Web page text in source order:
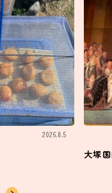
2026.8.5
大塚